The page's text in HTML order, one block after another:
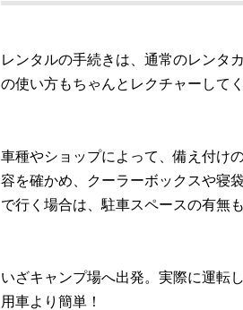
レンタルの手続きは、通常のレンタ
の使い方もちゃんとレクチャーして
車種やショップによって、備え付け
容を確かめ、クーラーボックスや寝
で行く場合は、駐車スペースの有無も
いざキャンプ場へ出発。実際に運転
用車より簡単！